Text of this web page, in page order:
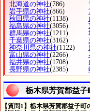
北海道の神社(786)
岩手県の神社(866)
秋田県の神社(1138)
福島県の神社(3056)
群馬県の神社(1211)
千葉県の神社(3162)
神奈川県の神社(1122)
富山県の神社(2266)
福井県の神社(1708)
長野県の神社(2385)
栃木県芳賀郡益子
【質問1】栃木県芳賀郡益子